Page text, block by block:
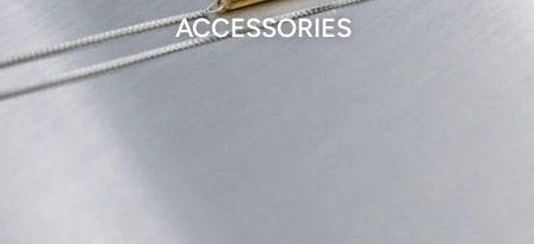
ACCESSORIES